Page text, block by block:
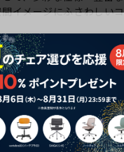
イメージにふさわしい
証注意事項